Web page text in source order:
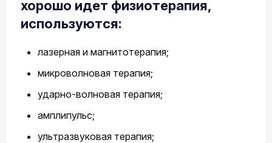
хорошо идет физиотерапия,
используются:
лазерная и магнитотерапия;
микроволновая терапия;
ударно-волновая терапия;
амплипульс;
ультразвуковая терапия;